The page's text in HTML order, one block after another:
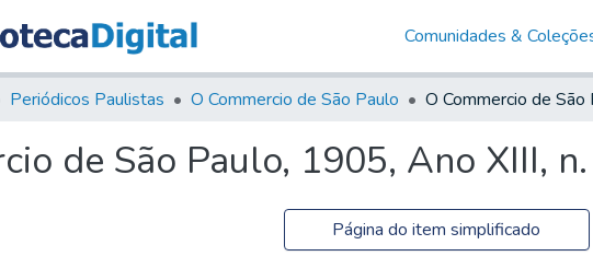
Comunidades &
Periódicos Paulistas O Commercio de São Paulo
de São Paulo, 1905, Ano XIII,
Página do item simplificado